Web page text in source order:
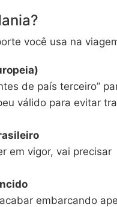
você usa na
de país terceiro”
válido para evitar
em vigor, vai precisar
embarcando